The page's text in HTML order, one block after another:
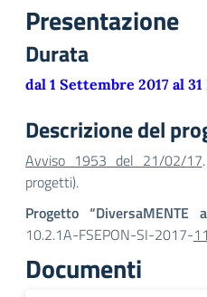
Presentazione
Durata
dal 1 Settembre 2017 al
Descrizione del
Avviso 1953 del 21/02/17
progetti).
Progetto “DiversaMENTE
10.2.1A-FSEPON-SI-2017-
Documenti